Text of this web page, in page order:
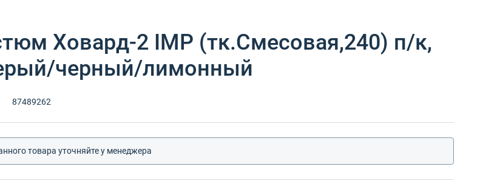
Ховард-2 IMP (тк.Смесовая,240) п/к,
черный/лимонный
87489262
товара уточняйте у менеджера